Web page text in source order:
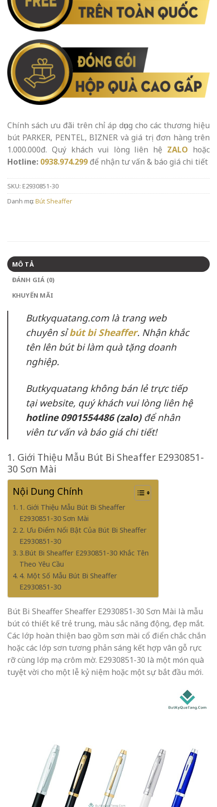
Chính sách ưu đãi trên chỉ áp dụng cho các thương hiệu
bút PARKER, PENTEL, BIZNER và giá trị đơn hàng trên
1.000.000đ. Quý khách vui lòng liên hệ ZALO hoặc
Hotline: 0938.974.299 để nhận tư vấn & báo giá chi tiết
SKU: E2930851-30
Danh mục: Bút Sheaffer
MÔ TẢ
ĐÁNH GIÁ (0)
KHUYẾN MÃI
Butkyquatang.com là trang web
chuyên sỉbút bi Sheaffer. Nhận khắc
tên lên bút bi làm quà tặng doanh
nghiệp.
Butkyquatang không bán lẻ trực tiếp
tại website, quý khách vui lòng liên hệ
hotline 0901554486 (zalo) để nhân
viên tư vấn và báo giá chi tiết!
1. Giới Thiệu Mẫu Bút Bi Sheaffer E2930851-
30 Sơn Mài
Nội Dung Chính
1. Giới Thiệu Mẫu Bút Bi Sheaffer
E2930851-30 Sơn Mài
2. Ưu Điểm Nổi Bật Của Bút Bi Sheaffer
E2930851-30
3.Bút Bi Sheaffer E2930851-30 Khắc Tên
Theo Yêu Cầu
4. Một Số Mẫu Bút Bi Sheaffer
E2930851-30
Bút Bi Sheaffer Sheaffer E2930851-30 Sơn Mài là mẫu
bút có thiết kế trẻ trung, màu sắc năng động, đẹp mắt.
Các lớp hoàn thiện bao gồm sơn mài cổ điển chắc chắn
hoặc các lớp sơn tương phản sáng kết hợp vân gỗ rực
rỡ cùng lớp mạ crôm mờ. E2930851-30 là một món quà
tuyệt vời cho một lễ kỷ niệm hoặc một sự bắt đầu mới.